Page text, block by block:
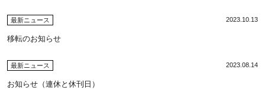
最新ニュース 2023.10.13
移転のお知らせ
最新ニュース 2023.08.14
お知らせ（連休と休刊日）